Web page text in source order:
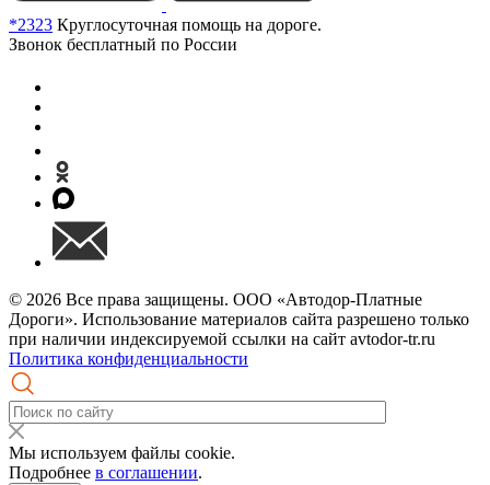
*2323 Круглосуточная помощь на дороге.
Звонок бесплатный по России
© 2026 Все права защищены. ООО «Автодор-Платные
Дороги». Использование материалов сайта разрешено только
при наличии индексируемой ссылки на сайт avtodor-tr.ru
Политика конфиденциальности
Мы используем файлы cookie.
Подробнее в соглашении.